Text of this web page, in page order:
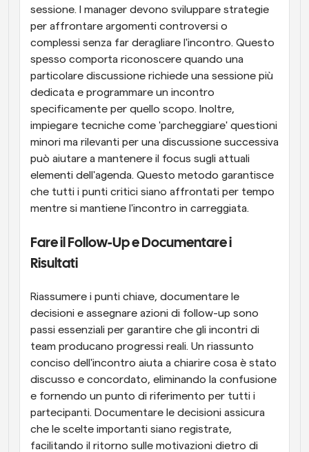
sessione. I manager devono sviluppare strategie
per affrontare argomenti controversi o
complessi senza far deragliare l'incontro. Questo
spesso comporta riconoscere quando una
particolare discussione richiede una sessione più
dedicata e programmare un incontro
specificamente per quello scopo. Inoltre,
impiegare tecniche come 'parcheggiare' questioni
minori ma rilevanti per una discussione successiva
può aiutare a mantenere il focus sugli attuali
elementi dell'agenda. Questo metodo garantisce
che tutti i punti critici siano affrontati per tempo
mentre si mantiene l'incontro in carreggiata.
Fare il Follow-Up e Documentare i
Risultati
Riassumere i punti chiave, documentare le
decisioni e assegnare azioni di follow-up sono
passi essenziali per garantire che gli incontri di
team producano progressi reali. Un riassunto
conciso dell'incontro aiuta a chiarire cosa è stato
discusso e concordato, eliminando la confusione
e fornendo un punto di riferimento per tutti i
partecipanti. Documentare le decisioni assicura
che le scelte importanti siano registrate,
facilitando il ritorno sulle motivazioni dietro di